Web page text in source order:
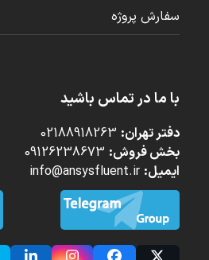
سفارش پروژه
با ما در تماس باشید
دفتر تهران:
بخش فروش:
ایمیل: info@ansysfluent.ir